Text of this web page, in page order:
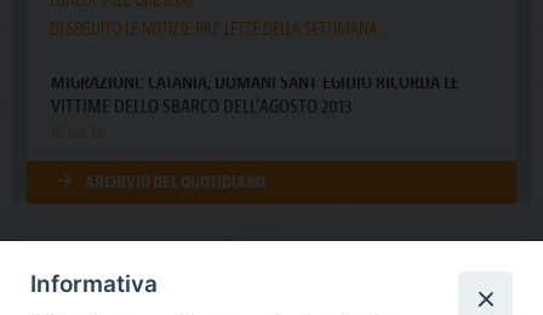
DIOCESI SUBURBICARIA DI ALBANO
Informativa